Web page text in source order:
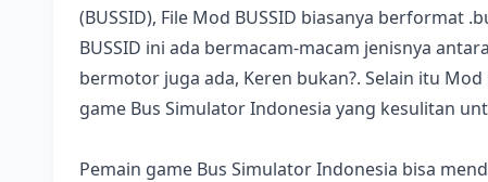
(BUSSID), File Mod BUSSID biasanya berformat
BUSSID ini ada bermacam-macam jenisnya
bermotor juga ada, Keren bukan?. Selain itu
game Bus Simulator Indonesia yang kesulitan
Pemain game Bus Simulator Indonesia bisa